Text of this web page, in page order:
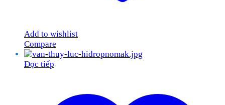
Add to wishlist
Compare
Đọc tiếp